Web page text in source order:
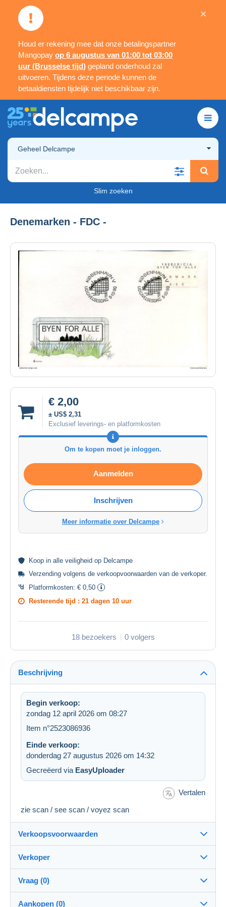
Houd er rekening mee dat onze betalingspartner
Mangopay op 6 augustus van 01:00 tot 03:00
uur (Brusselse tijd) gepland onderhoud zal
uitvoeren. Tijdens deze periode kunnen de
betaaldiensten tijdelijk niet beschikbaar zijn.
×
Geheel Delcampe
Slim zoeken
Denemarken - FDC -
€ 2,00
± US$ 2,31
Exclusief leverings- en platformkosten
Om te kopen moet je inloggen.
Aanmelden
Inschrijven
Meer informatie over Delcampe
Koop in alle veiligheid op Delcampe
Verzending volgens de verkoopvoorwaarden van de verkoper.
Platformkosten: € 0,50
Resterende tijd : 21 dagen 10 uur
18 bezoekers 0 volgers
Beschrijving
Begin verkoop:
zondag 12 april 2026 om 08:27
Item n°2523086936
Einde verkoop:
donderdag 27 augustus 2026 om 14:32
Gecreëerd via EasyUploader
Vertalen
zie scan / see scan / voyez scan
Verkoopsvoorwaarden
Bestemming:
Zie de lijst van landen
Verzending:
Verzending na betaling
Verkoper
Coversandstamps100%(14575x)
Vraag (0)
Aankopen (0)